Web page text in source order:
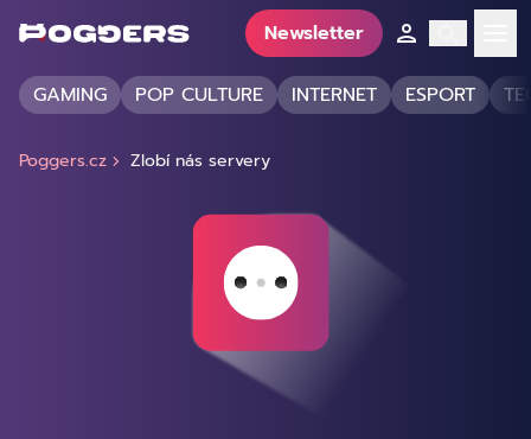
Newsletter
GAMING POP CULTURE INTERNET ESPORT
Poggers.cz Zlobí nás servery